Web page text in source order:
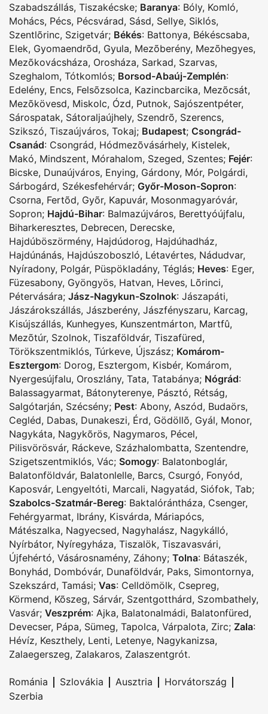
Szabadszállás, Tiszakécske; Baranya: Bóly, Komló,
Mohács, Pécs, Pécsvárad, Sásd, Sellye, Siklós,
Szentlõrinc, Szigetvár; Békés: Battonya, Békéscsaba,
Elek, Gyomaendrõd, Gyula, Mezõberény, Mezõhegyes,
Mezõkovácsháza, Orosháza, Sarkad, Szarvas,
Szeghalom, Tótkomlós; Borsod-Abaúj-Zemplén:
Edelény, Encs, Felsõzsolca, Kazincbarcika, Mezõcsát,
Mezõkövesd, Miskolc, Ózd, Putnok, Sajószentpéter,
Sárospatak, Sátoraljaújhely, Szendrõ, Szerencs,
Szikszó, Tiszaújváros, Tokaj; Budapest; Csongrád-
Csanád: Csongrád, Hódmezõvásárhely, Kistelek,
Makó, Mindszent, Mórahalom, Szeged, Szentes; Fejér:
Bicske, Dunaújváros, Enying, Gárdony, Mór, Polgárdi,
Sárbogárd, Székesfehérvár; Győr-Moson-Sopron:
Csorna, Fertõd, Gyõr, Kapuvár, Mosonmagyaróvár,
Sopron; Hajdú-Bihar: Balmazújváros, Berettyóújfalu,
Biharkeresztes, Debrecen, Derecske,
Hajdúböszörmény, Hajdúdorog, Hajdúhadház,
Hajdúnánás, Hajdúszoboszló, Létavértes, Nádudvar,
Nyíradony, Polgár, Püspökladány, Téglás; Heves: Eger,
Füzesabony, Gyöngyös, Hatvan, Heves, Lõrinci,
Pétervására; Jász-Nagykun-Szolnok: Jászapáti,
Jászárokszállás, Jászberény, Jászfényszaru, Karcag,
Kisújszállás, Kunhegyes, Kunszentmárton, Martfû,
Mezõtúr, Szolnok, Tiszaföldvár, Tiszafüred,
Törökszentmiklós, Túrkeve, Újszász; Komárom-
Esztergom: Dorog, Esztergom, Kisbér, Komárom,
Nyergesújfalu, Oroszlány, Tata, Tatabánya; Nógrád:
Balassagyarmat, Bátonyterenye, Pásztó, Rétság,
Salgótarján, Szécsény; Pest: Abony, Aszód, Budaörs,
Cegléd, Dabas, Dunakeszi, Érd, Gödöllõ, Gyál, Monor,
Nagykáta, Nagykõrös, Nagymaros, Pécel,
Pilisvörösvár, Ráckeve, Százhalombatta, Szentendre,
Szigetszentmiklós, Vác; Somogy: Balatonboglár,
Balatonföldvár, Balatonlelle, Barcs, Csurgó, Fonyód,
Kaposvár, Lengyeltóti, Marcali, Nagyatád, Siófok, Tab;
Szabolcs-Szatmár-Bereg: Baktalórántháza, Csenger,
Fehérgyarmat, Ibrány, Kisvárda, Máriapócs,
Mátészalka, Nagyecsed, Nagyhalász, Nagykálló,
Nyírbátor, Nyíregyháza, Tiszalök, Tiszavasvári,
Újfehértó, Vásárosnamény, Záhony; Tolna: Bátaszék,
Bonyhád, Dombóvár, Dunaföldvár, Paks, Simontornya,
Szekszárd, Tamási; Vas: Celldömölk, Csepreg,
Körmend, Kõszeg, Sárvár, Szentgotthárd, Szombathely,
Vasvár; Veszprém: Ajka, Balatonalmádi, Balatonfüred,
Devecser, Pápa, Sümeg, Tapolca, Várpalota, Zirc; Zala:
Hévíz, Keszthely, Lenti, Letenye, Nagykanizsa,
Zalaegerszeg, Zalakaros, Zalaszentgrót.
Románia | Szlovákia | Ausztria | Horvátország |
Szerbia